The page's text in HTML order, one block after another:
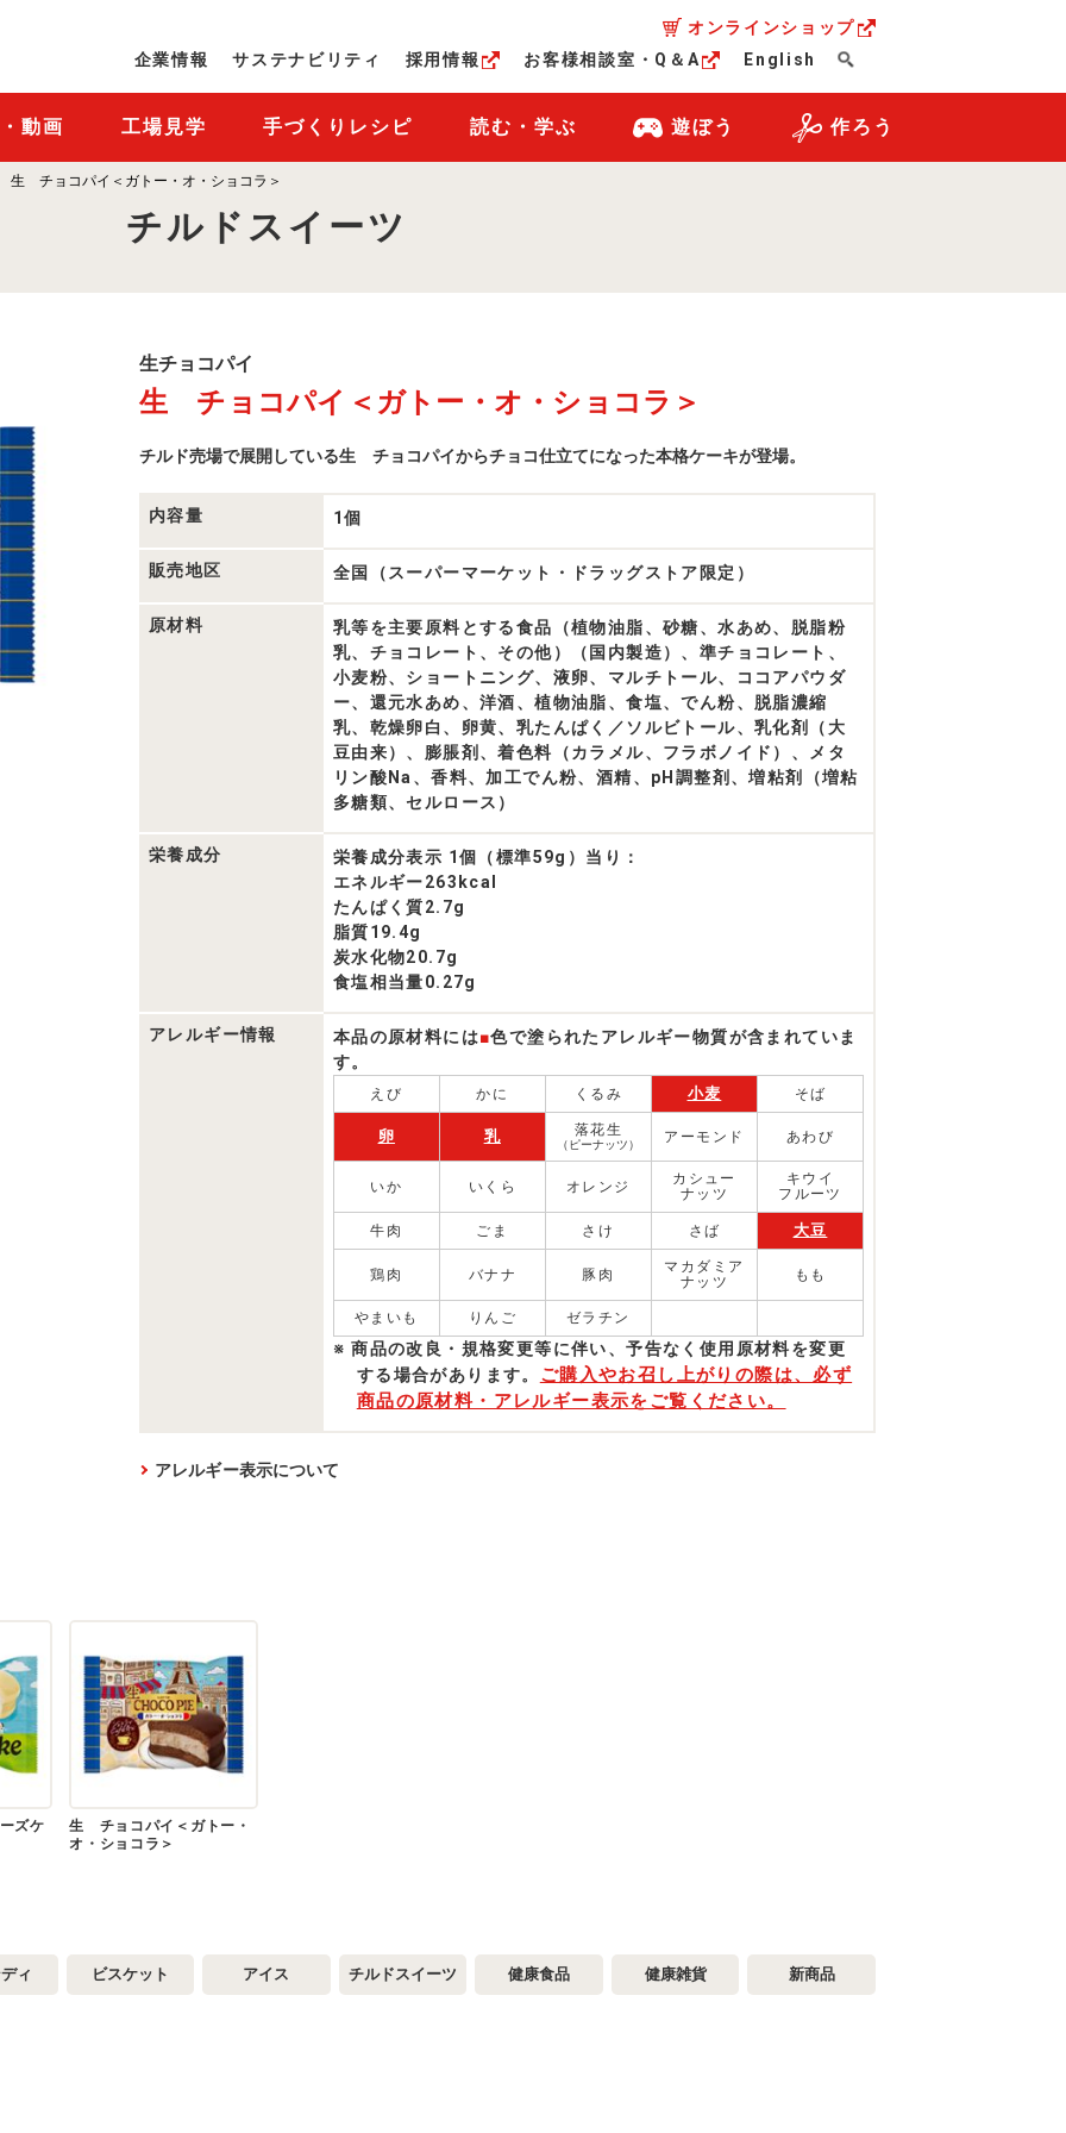
オンラインショップ
企業情報
サステナビリティ 採用情報 お客様相談室・Q＆A English
動画 工場見学 手づくりレシピ 読む・学ぶ 遊ぼう 作ろう
生 チョコパイ＜ガトー・オ・ショコラ＞
チルドスイーツ
生
ョ
コ
イ
品
一
生チョコパイ
生 チョコパイ＜ガトー・オ・ショコラ＞
チルド売場で展開している生 チョコパイからチョコ仕立てになった本格ケーキが登場。
内容量 1個
販売地区 全国（スーパーマーケット・ドラッグストア限定）
原材料
乳等を主要原料とする食品（植物油脂、砂糖、水あめ、脱脂粉
乳、チョコレート、その他）（国内製造）、準チョコレート、
小麦粉、ショートニング、液卵、マルチトール、ココアパウダ
ー、還元水あめ、洋酒、植物油脂、食塩、でん粉、脱脂濃縮
乳、乾燥卵白、卵黄、乳たんぱく／ソルビトール、乳化剤（大
豆由来）、膨脹剤、着色料（カラメル、フラボノイド）、メタ
リン酸Na、香料、加工でん粉、酒精、pH調整剤、増粘剤（増粘
多糖類、セルロース）
栄養成分
栄養成分表示 1個（標準59g）当り：
エネルギー263kcal
たんぱく質2.7g
脂質19.4g
炭水化物20.7g
食塩相当量0.27g
アレルギー情報 本品の原材料には■色で塗られたアレルギー物質が含まれていま
す。
えび かに くるみ 小麦 そば
卵 乳 落花生
（ピーナッツ） アーモンド あわび
いか いくら オレンジ
カシュー
ナッツ
キウイ
フルーツ
牛肉 ごま さけ さば 大豆
鶏肉 バナナ 豚肉
マカダミア
ナッツ
もも
やまいも りんご ゼラチン
商品の改良・規格変更等に伴い、予告なく使⽤原材料を変更
する場合があります。 ご購入やお召し上がりの際は、必ず
商品の原材料・アレルギー表示をご覧ください。
アレルギー表示について
ズケ
生 チョコパイ＜ガトー・
オ・ショコラ＞
ィ ビスケット アイス チルドスイーツ 健康食品 健康雑貨 新商品